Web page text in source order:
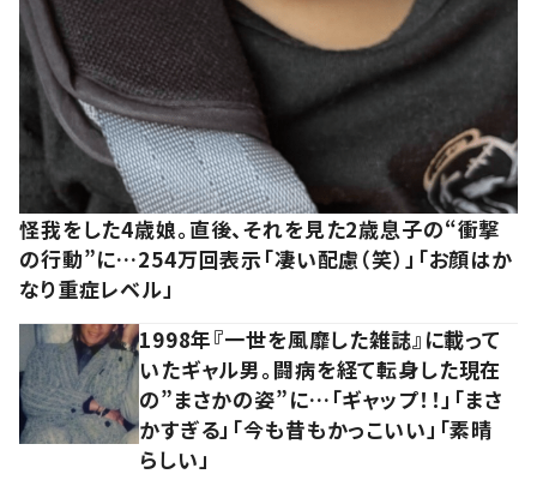
怪我をした4歳娘。直後、それを見た2歳息子の“衝撃
の行動”に…254万回表示「凄い配慮（笑）」「お顔はか
なり重症レベル」
1998年『一世を風靡した雑誌』に載って
いたギャル男。闘病を経て転身した現在
の”まさかの姿”に…「ギャップ！！」「まさ
かすぎる」「今も昔もかっこいい」「素晴
らしい」